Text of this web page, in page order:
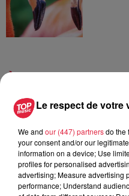
À découvrir
Le respect de votre
We and our (447) partnersdo the
your consent and/or our
information on a device; Use
profiles for personalised
advertising; Measure advertising
performance; Understand